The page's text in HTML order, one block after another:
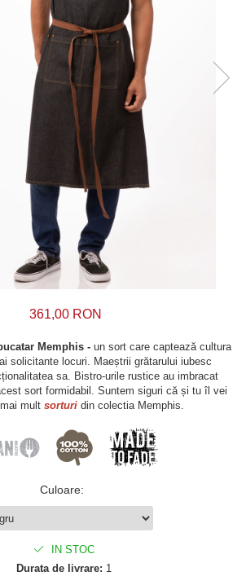
361,00 RON
Memphis - un sort care captează cultura
solicitante locuri. Maeștrii grătarului iubesc
sa. Bistro-urile rustice au imbracat
sort formidabil. Suntem siguri că și tu îl vei
mult sorturidin colectia Memphis.
Culoare:
IN STOC
Durata de livrare: 1